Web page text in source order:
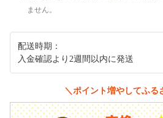
ません。
配送時期：
入金確認より2週間以内に発送
＼ポイント増やしてふる